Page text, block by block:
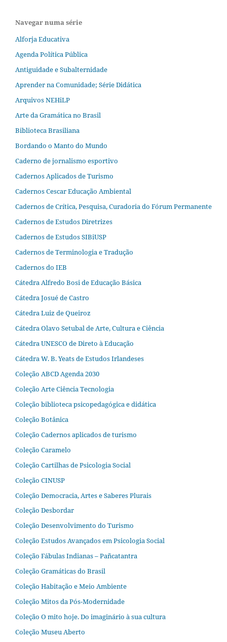
Navegar numa série
Alforja Educativa
Agenda Política Pública
Antiguidade e Subalternidade
Aprender na Comunidade; Série Didática
Arquivos NEHiLP
Arte da Gramática no Brasil
Biblioteca Brasiliana
Bordando o Manto do Mundo
Caderno de jornalismo esportivo
Cadernos Aplicados de Turismo
Cadernos Cescar Educação Ambiental
Cadernos de Crítica, Pesquisa, Curadoria do Fórum Permanente
Cadernos de Estudos Diretrizes
Cadernos de Estudos SIBiUSP
Cadernos de Terminologia e Tradução
Cadernos do IEB
Cátedra Alfredo Bosi de Educação Básica
Cátedra Josué de Castro
Cátedra Luiz de Queiroz
Cátedra Olavo Setubal de Arte, Cultura e Ciência
Cátedra UNESCO de Direto à Educação
Cátedra W. B. Yeats de Estudos Irlandeses
Coleção ABCD Agenda 2030
Coleção Arte Ciência Tecnologia
Coleção biblioteca psicopedagógica e didática
Coleção Botânica
Coleção Cadernos aplicados de turismo
Coleção Caramelo
Coleção Cartilhas de Psicologia Social
Coleção CINUSP
Coleção Democracia, Artes e Saberes Plurais
Coleção Desbordar
Coleção Desenvolvimento do Turismo
Coleção Estudos Avançados em Psicologia Social
Coleção Fábulas Indianas – Pañcatantra
Coleção Gramáticas do Brasil
Coleção Habitação e Meio Ambiente
Coleção Mitos da Pós-Modernidade
Coleção O mito hoje. Do imaginário à sua cultura
Coleção Museu Aberto